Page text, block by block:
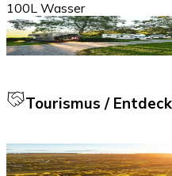
100L Wasser
Tourismus /